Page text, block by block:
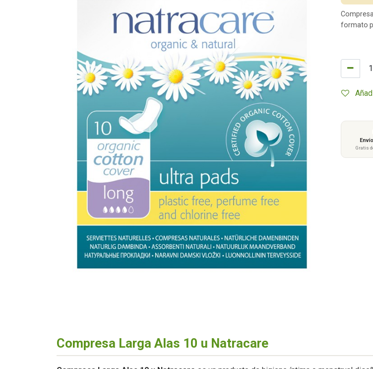
formato
Gratis
Compresa Larga Alas 10 u Natracare